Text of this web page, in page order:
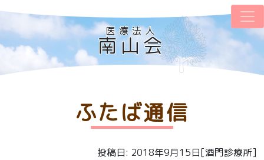
医療法人
南山会
ふたば通信
投稿日: 2018年9月15日[酒門診療所]